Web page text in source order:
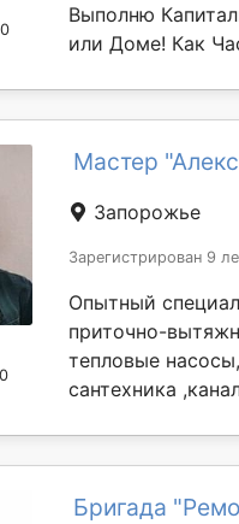
Выполню
или Доме! Как
Мастер
Запорожье
Зарегистрирован 9
Опытный
приточно-
тепловые
сантехника
Бригада